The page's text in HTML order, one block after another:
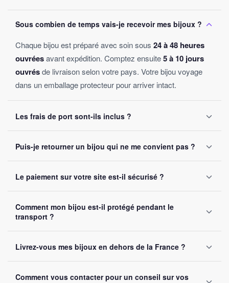
Sous combien de temps vais-je recevoir mes bijoux ?
Chaque bijou est préparé avec soin sous 24 à 48 heures
ouvréesavant expédition. Comptez ensuite5 à 10 jours
ouvrésde livraison selon votre pays. Votre bijou voyage
dans un emballage protecteur pour arriver intact.
Les frais de port sont-ils inclus ?
sans montant minimum d'achat. Votre bijou part sous 24 à
48 heures ouvrées.
Puis-je retourner un bijou qui ne me convient pas ?
le retourner. Remboursement intégral garanti, sans
question posée.
Le paiement sur votre site est-il sécurisé ?
SSL. Nous acceptons Visa, Mastercard, PayPal et Apple
Pay. Vos données bancaires ne sont jamais stockées sur
Comment mon bijou est-il protégé pendant le
transport ?
renforcé. Un numéro de suivi vous est envoyé par e-mail
dès l'expédition.
Livrez-vous mes bijoux en dehors de la France ?
. Comptez 5 à 10 jours ouvrés selon la
Comment vous contacter pour un conseil sur vos